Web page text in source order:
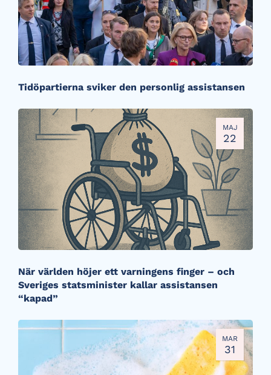
Tidöpartierna sviker den personlig assistansen
MAJ
22
När världen höjer ett varningens finger – och
Sveriges statsminister kallar assistansen
“kapad”
MAR
31